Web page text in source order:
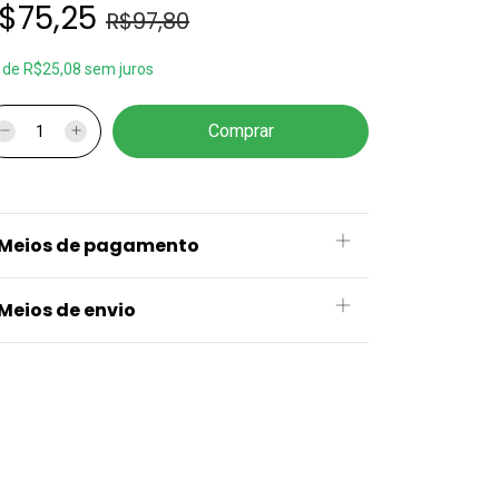
R$97,80
de R$25,08 sem juros
de pagamento
de envio